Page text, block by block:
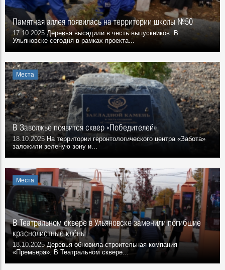
Памятная аллея появилась на территории школы №50
17.10.2025 Деревья высадили в честь выпускников. В
Ульяновске сегодня в рамках проекта...
Места
В Заволжье появится сквер «Победителей»
18.10.2025 На территории геронтологического центра «Забота»
заложили зеленую зону и...
Места
В Театральном сквере в Ульяновске заменили погибшие
краснолистные клёны
18.10.2025 Деревья обновила строительная компания
«Премьера». В Театральном сквере...